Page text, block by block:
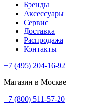
Бренды
Аксессуары
Сервис
Доставка
Распродажа
Контакты
+7 (495) 204-16-92
Магазин в Москве
+7 (800) 511-57-20